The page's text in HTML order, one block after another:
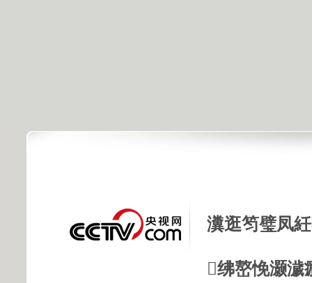
瀵逛笉璧凤
绋嶅悗灏